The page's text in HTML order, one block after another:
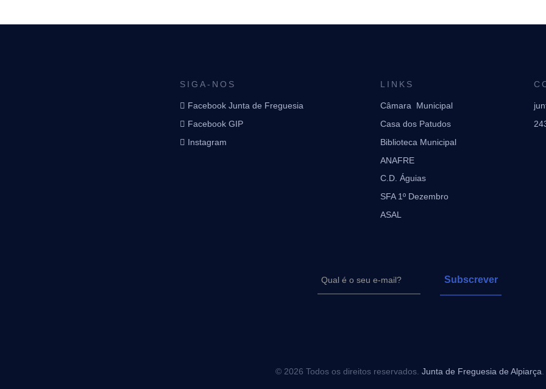
SIGA-NOS
Facebook Junta de Freguesia
Facebook GIP
Instagram
LINKS
Câmara Municipal
Casa dos Patudos
Biblioteca Municipal
ANAFRE
C.D. Águias
SFA 1º Dezembro
ASAL
© 2026 Todos os direitos reservados. Junta de Freguesia de Alpiarça